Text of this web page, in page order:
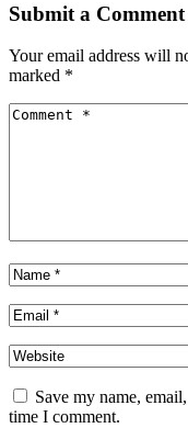
Submit a Comment
Your email address will
marked *
Save my name,
time I comment.